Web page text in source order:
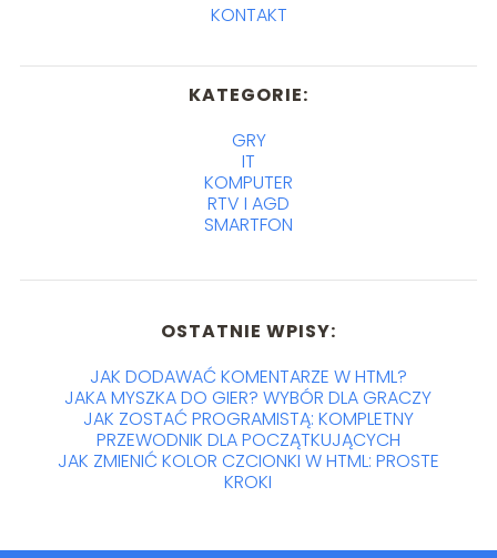
KONTAKT
KATEGORIE:
GRY
IT
KOMPUTER
RTV I AGD
SMARTFON
OSTATNIE WPISY:
JAK DODAWAĆ KOMENTARZE W HTML?
JAKA MYSZKA DO GIER? WYBÓR DLA GRACZY
JAK ZOSTAĆ PROGRAMISTĄ: KOMPLETNY
PRZEWODNIK DLA POCZĄTKUJĄCYCH
JAK ZMIENIĆ KOLOR CZCIONKI W HTML: PROSTE
KROKI